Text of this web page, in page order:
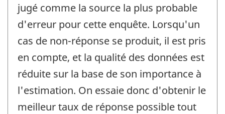
jugé comme la source la plus probable
d'erreur pour cette enquête. Lorsqu'un
cas de non-réponse se produit, il est pris
en compte, et la qualité des données est
réduite sur la base de son importance à
l'estimation. On essaie donc d'obtenir le
meilleur taux de réponse possible tout